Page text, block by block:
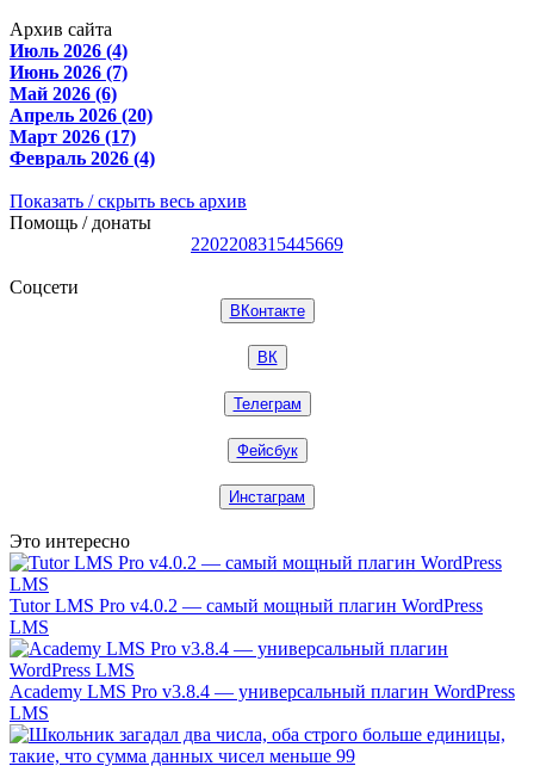
Архив сайта
Июль 2026 (4)
Июнь 2026 (7)
Май 2026 (6)
Апрель 2026 (20)
Март 2026 (17)
Февраль 2026 (4)
Показать / скрыть весь архив
Помощь / донаты
2202208315445669
Соцсети
ВКонтакте
ВК
Телеграм
Фейсбук
Инстаграм
Это интересно
Tutor LMS Pro v4.0.2 — самый мощный плагин WordPress
LMS
Academy LMS Pro v3.8.4 — универсальный плагин WordPress
LMS